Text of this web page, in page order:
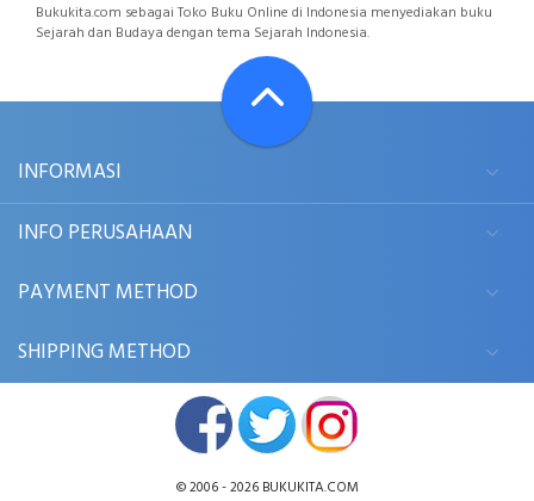
Bukukita.com sebagai Toko Buku Online di Indonesia menyediakan buku
Sejarah dan Budaya dengan tema Sejarah Indonesia.
INFORMASI
INFO PERUSAHAAN
PAYMENT METHOD
SHIPPING METHOD
© 2006 - 2026 BUKUKITA.COM